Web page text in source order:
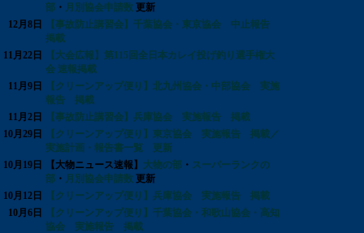
部 ・ 月別協会申請数 更新
12月8日
【事故防止講習会】千葉協会・東京協会 中止報告
掲載
11月22日
【大会広報】第115回全日本カレイ投げ釣り選手権大
会 速報掲載
11月9日
【クリーンアップ便り】北九州協会・中部協会 実施
報告 掲載
11月2日
【事故防止講習会】兵庫協会 実施報告 掲載
10月29日
【クリーンアップ便り】東京協会 実施報告 掲載／
実施計画・報告書一覧 更新
10月19日
【大物ニュース速報】 大物の部 ・ スーパーランクの
部 ・ 月別協会申請数 更新
10月12日
【クリーンアップ便り】兵庫協会 実施報告 掲載
10月6日
【クリーンアップ便り】千葉協会・和歌山協会・高知
協会 実施報告 掲載